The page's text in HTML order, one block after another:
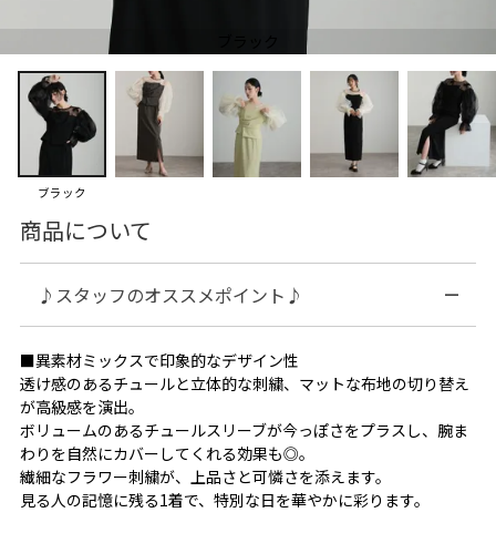
ブラック
商品について
♪スタッフのオススメポイント♪
■異素材ミックスで印象的なデザイン性
透け感のあるチュールと立体的な刺繍、マットな布地の切り替え
が高級感を演出。
ボリュームのあるチュールスリーブが今っぽさをプラスし、腕ま
わりを自然にカバーしてくれる効果も◎。
繊細なフラワー刺繍が、上品さと可憐さを添えます。
見る人の記憶に残る1着で、特別な日を華やかに彩ります。